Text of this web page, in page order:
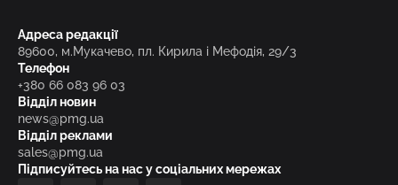
Адреса редакції
89600, м.Мукачево, пл. Кирила і Мефодія, 29/3
Телефон
+380 66 083 96 03
Відділ новин
news@pmg.ua
Відділ реклами
sales@pmg.ua
Підписуйтесь на нас у соціальних мережах